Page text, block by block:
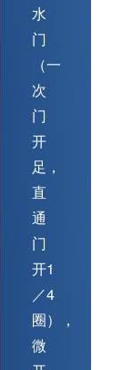
水
门
（一
次
门
开
足，
直
通
门
开1
／4
圈），
微